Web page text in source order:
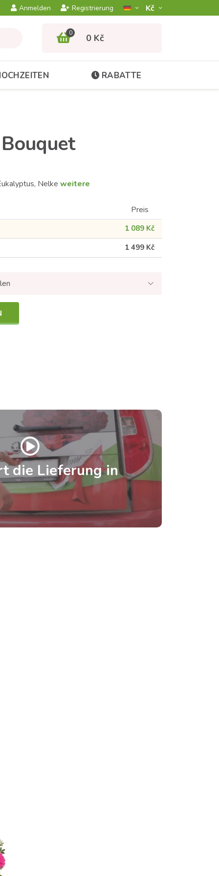
Anmelden Registrierung Kč­
0 0 Kč
RABATTE
Nelke weitere
Preis
1 089 Kč
1 499 Kč
die Lieferung in